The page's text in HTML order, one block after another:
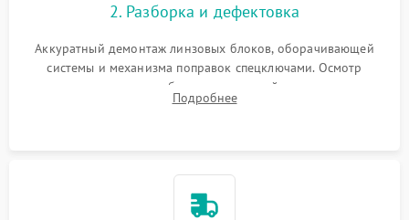
2. Разборка и дефектовка
Аккуратный демонтаж линзовых блоков, оборачивающей
системы и механизма поправок спецключами. Осмотр
внутренних резьбовых соединений, пружин и
уплотнительных колец. Поиск причин люфта, смещения
Подробнее